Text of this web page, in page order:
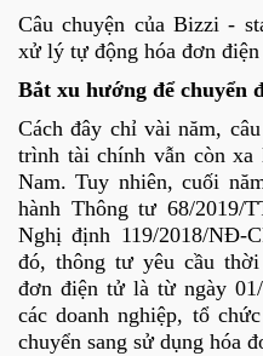
Câu chuyện của Bizzi -
xử lý tự động hóa đơn
Bắt xu hướng để chuyển
Cách đây chỉ vài năm,
trình tài chính vẫn còn xa
Nam. Tuy nhiên, cuối
hành Thông tư 68/2019/
Nghị định 119/2018/NĐ-
đó, thông tư yêu cầu
đơn điện tử là từ ngày
các doanh nghiệp, tổ
chuyển sang sử dụng hóa